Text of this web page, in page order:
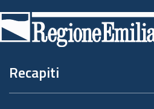
di
pagina
Recapiti